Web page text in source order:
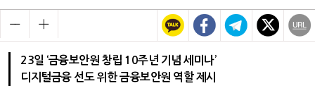
23일 ‘금융보안원 창립 10주년 기념 세미나’
디지털금융 선도 위한 금융보안원 역할 제시